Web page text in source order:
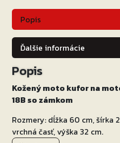
Popis
Ďalšie informácie
Popis
Kožený moto kufor na
18B so zámkom
Rozmery: dĺžka 60 cm, šírka
vrchná časť, výška 32 cm.